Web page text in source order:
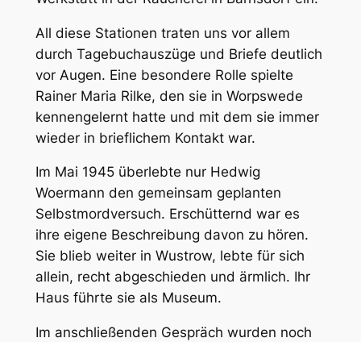
All diese Stationen traten uns vor allem
durch Tagebuchauszüge und Briefe deutlich
vor Augen. Eine besondere Rolle spielte
Rainer Maria Rilke, den sie in Worpswede
kennengelernt hatte und mit dem sie immer
wieder in brieflichem Kontakt war.
Im Mai 1945 überlebte nur Hedwig
Woermann den gemeinsam geplanten
Selbstmordversuch. Erschütternd war es
ihre eigene Beschreibung davon zu hören.
Sie blieb weiter in Wustrow, lebte für sich
allein, recht abgeschieden und ärmlich. Ihr
Haus führte sie als Museum.
Im anschließenden Gespräch wurden noch